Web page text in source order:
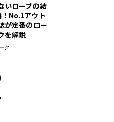
いロープの結
No.1アウト
が定番のロー
を解説
ク